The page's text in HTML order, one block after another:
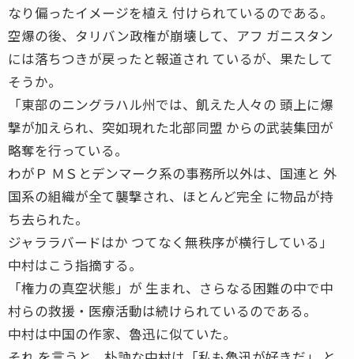
なり偏ったイメージを植え 付けられているのである。
空爆の後、タリバン政権が崩壊して、アフ ガニスタン
には落ちつきが戻ったと報道され ているが、果たして
そうか。
「東部のニングラハル州では、飢えた人々の 頭上に爆
撃が加えられ、突如現れた北部同盟 からの武装集団が
略奪を行っている。
わがＰ ＭＳとデンマーク系の事務所以外は、国連と 外
国系の組織が全て襲撃され、ほとんど完全 に物品が持
ち去られた。
ジャララバードはか つてなく無秩序が横行している」
中村はこう指摘する。
「権力の真空状態」が 生まれ、さらなる困難の中で中
村らの救援・医療活動は続けられているのである。
中村は中国の作家、魯迅に似ていた。